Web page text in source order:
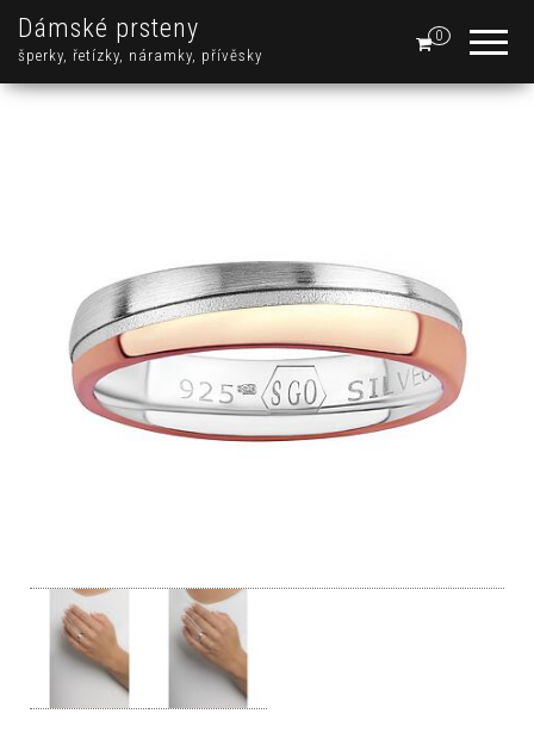
Dámské prsteny
šperky, řetízky, náramky, přívěsky
0